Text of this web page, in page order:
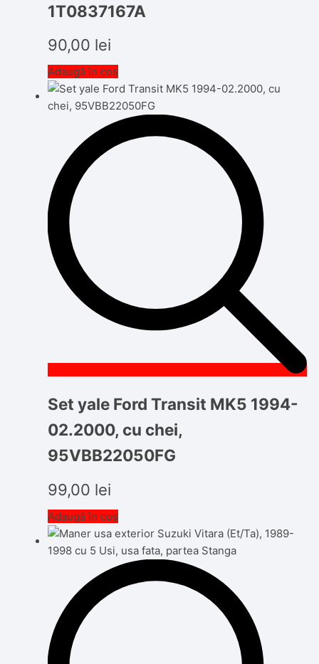
1T0837167A
90,00 lei
Adaugă în coș
Set yale Ford Transit MK5 1994-
02.2000, cu chei,
95VBB22050FG
99,00 lei
Adaugă în coș